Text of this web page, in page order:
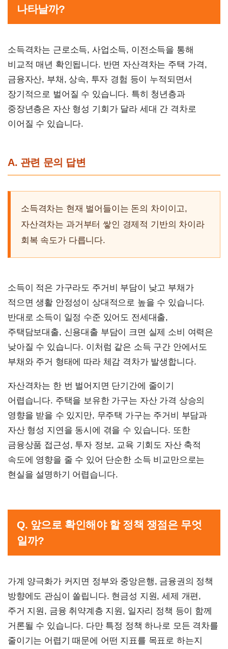
나타날까?
소득격차는 근로소득, 사업소득, 이전소득을 통해
비교적 매년 확인됩니다. 반면 자산격차는 주택 가격,
금융자산, 부채, 상속, 투자 경험 등이 누적되면서
장기적으로 벌어질 수 있습니다. 특히 청년층과
중장년층은 자산 형성 기회가 달라 세대 간 격차로
이어질 수 있습니다.
A. 관련 문의 답변
소득격차는 현재 벌어들이는 돈의 차이이고,
자산격차는 과거부터 쌓인 경제적 기반의 차이라
회복 속도가 다릅니다.
소득이 적은 가구라도 주거비 부담이 낮고 부채가
적으면 생활 안정성이 상대적으로 높을 수 있습니다.
반대로 소득이 일정 수준 있어도 전세대출,
주택담보대출, 신용대출 부담이 크면 실제 소비 여력은
낮아질 수 있습니다. 이처럼 같은 소득 구간 안에서도
부채와 주거 형태에 따라 체감 격차가 발생합니다.
자산격차는 한 번 벌어지면 단기간에 줄이기
어렵습니다. 주택을 보유한 가구는 자산 가격 상승의
영향을 받을 수 있지만, 무주택 가구는 주거비 부담과
자산 형성 지연을 동시에 겪을 수 있습니다. 또한
금융상품 접근성, 투자 정보, 교육 기회도 자산 축적
속도에 영향을 줄 수 있어 단순한 소득 비교만으로는
현실을 설명하기 어렵습니다.
Q. 앞으로 확인해야 할 정책 쟁점은 무엇
일까?
가계 양극화가 커지면 정부와 중앙은행, 금융권의 정책
방향에도 관심이 쏠립니다. 현금성 지원, 세제 개편,
주거 지원, 금융 취약계층 지원, 일자리 정책 등이 함께
거론될 수 있습니다. 다만 특정 정책 하나로 모든 격차를
줄이기는 어렵기 때문에 어떤 지표를 목표로 하는지